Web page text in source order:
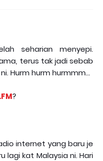
seharian menyepi.
terus tak jadi sebab
Hurm hurm hurmmm...
?
internet yang baru je
lagi kat Malaysia ni. Hari